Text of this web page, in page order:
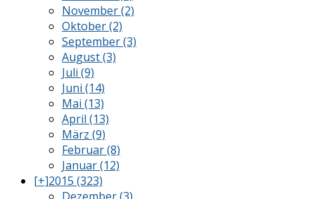
November (2)
Oktober (2)
September (3)
August (3)
Juli (9)
Juni (14)
Mai (13)
April (13)
März (9)
Februar (8)
Januar (12)
[+]2015 (323)
Dezember (3)